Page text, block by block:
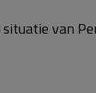
van